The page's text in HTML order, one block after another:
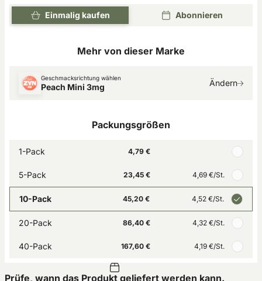
Einmalig kaufen Abonnieren
Mehr von dieser Marke
Geschmacksrichtung wählen
Peach Mini 3mg Ändern
Packungsgrößen
1-Pack 4,79 €
5-Pack 23,45 € 4,69 €/St.
10-Pack 45,20 € 4,52 €/St.
20-Pack 86,40 € 4,32 €/St.
40-Pack 167,60 € 4,19 €/St.
Prüfe, wann das Produkt geliefert werden kann.